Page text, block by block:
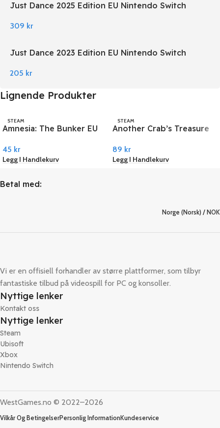
Just Dance 2025 Edition EU Nintendo Switch
309 kr
Just Dance 2023 Edition EU Nintendo Switch
205 kr
Lignende Produkter
STEAM
Amnesia: The Bunker EU
45 kr
Legg I Handlekurv
STEAM
Another Crab’s Treasure
89 kr
Legg I Handlekurv
Betal med:
Norge (Norsk) / NOK
Vi er en offisiell forhandler av større plattformer, som tilbyr
fantastiske tilbud på videospill for PC og konsoller.
Nyttige lenker
Kontakt oss
Nyttige lenker
Steam
Ubisoft
Xbox
Nintendo Switch
WestGames.no © 2022–2026
Vilkår Og BetingelserPersonlig InformationKundeservice